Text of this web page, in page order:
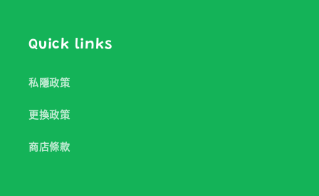
Quick links
私隱政策
更換政策
商店條款